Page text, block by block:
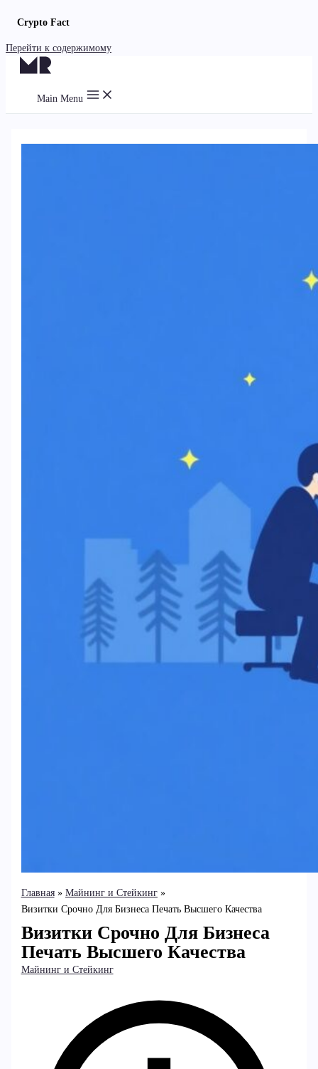
Crypto Fact
Перейти к содержимому
Main Menu
Главная
Майнинг и Стейкинг
Визитки Срочно Для Бизнеса Печать Высшего Качества
Визитки Срочно Для Бизнеса
Печать Высшего Качества
Майнинг и Стейкинг